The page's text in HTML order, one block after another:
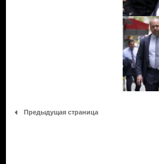
Предыдущая страница